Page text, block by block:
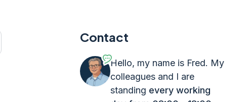
Contact
Hello, my name is Fred. My
colleagues and I are
standing every working